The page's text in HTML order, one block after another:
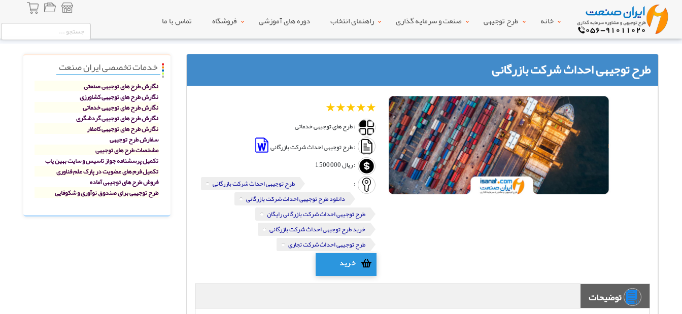
خانه طرح توجیهی صنعت و سرمایه گذاری راهنمای انتخاب دوره های آموزشی فروشگاه تماس با ما
خدمات تخصصی ایران صنعت
نگارش طرح های توجیهی صنعتی
نگارش طرح های توجیهی کشاورزی
نگارش طرح های توجیهی خدماتی
نگارش طرح های توجیهی گردشگری
نگارش طرح های توجیهی کامفار
سفارش طرح توجیهی
مشخصات طرح های توجیهی
تکمیل پرسشنامه جواز تاسیس و سایت بهین یاب
تکمیل فرم های عضویت در پارک علم فناوری
فروش طرح های توجیهی آماده
طرح توجیهی برای صندوق نوآوری و شکوفایی
طرح توجیهی احداث شرکت بازرگانی
5
4
3
2
: طرح های توجیهی خدماتی
: طرح توجیهی احداث شرکت بازرگانی
:ریال1,500,000
:
طرح توجیهی احداث شرکت بازرگانی
دانلود طرح توجیهی احداث شرکت بازرگانی
طرح توجیهی احداث شرکت بازرگانی رایگان
خرید طرح توجیهی احداث شرکت بازرگانی
طرح توجیهی احداث شرکت تجاری
خرید
توضیحات